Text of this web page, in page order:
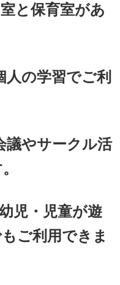
と保育室があ
の学習でご利
議やサークル活
児・児童が遊
ご利用できま